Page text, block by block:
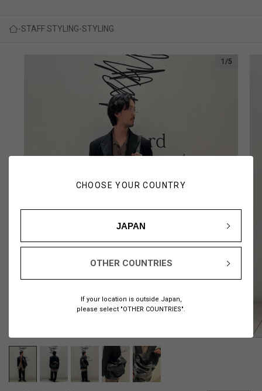
CHOOSE YOUR COUNTRY
JAPAN
OTHER COUNTRIES
If your location is outside Japan,
please select "OTHER COUNTRIES".
STAFF STYLING STYLING
1 /5